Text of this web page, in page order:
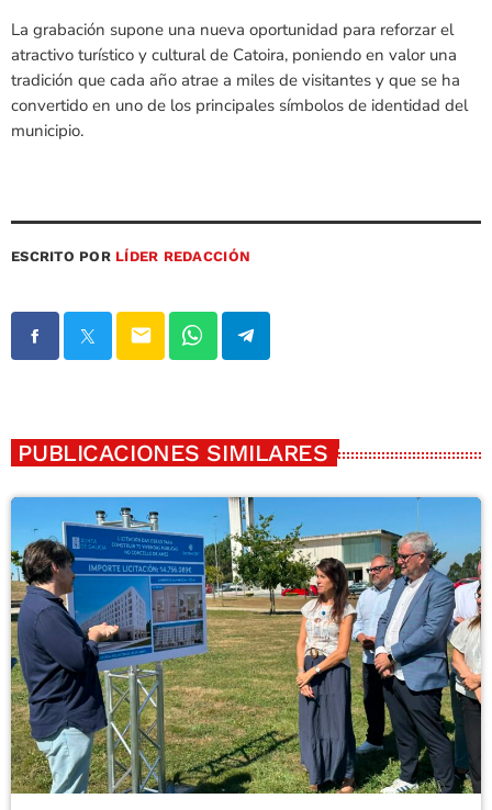
La grabación supone una nueva oportunidad para reforzar el
atractivo turístico y cultural de Catoira, poniendo en valor una
tradición que cada año atrae a miles de visitantes y que se ha
convertido en uno de los principales símbolos de identidad del
municipio.
ESCRITO POR LÍDER REDACCIÓN
email
PUBLICACIONES SIMILARES